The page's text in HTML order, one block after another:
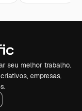
seu melhor trabalho.
empresas,